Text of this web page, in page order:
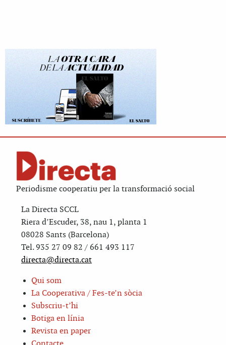
Periodisme cooperatiu per la transformació social
La Directa SCCL
Riera d’Escuder, 38, nau 1, planta 1
08028 Sants (Barcelona)
Tel. 935 27 09 82 / 661 493 117
directa@directa.cat
Qui som
La Cooperativa / Fes-te’n sòcia
Subscriu-t’hi
Botiga en línia
Revista en paper